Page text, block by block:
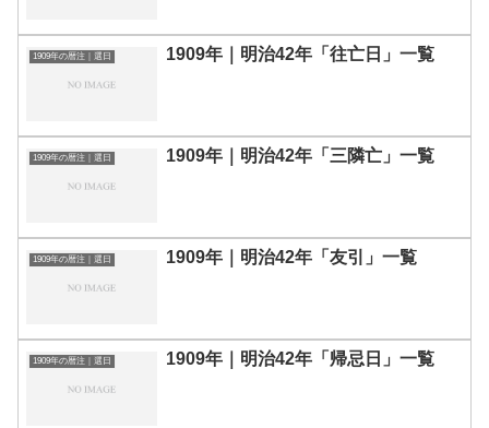
1909年の暦注｜選日 1909年｜明治42年「往亡日」一覧
1909年の暦注｜選日 1909年｜明治42年「三隣亡」一覧
1909年の暦注｜選日 1909年｜明治42年「友引」一覧
1909年の暦注｜選日 1909年｜明治42年「帰忌日」一覧